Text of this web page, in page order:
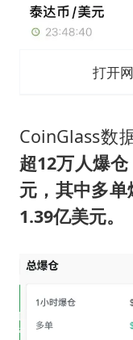
打开
CoinGlass数
超12万人爆仓
元，其中多
1.39亿美元。